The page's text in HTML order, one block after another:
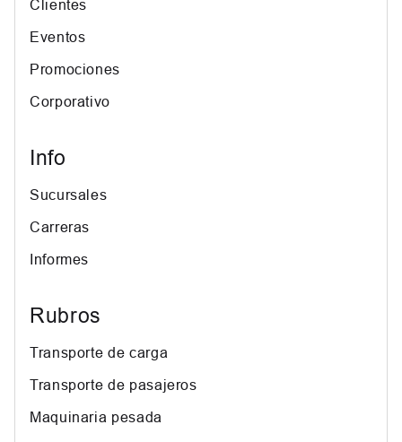
Clientes
Eventos
Promociones
Corporativo
Info
Sucursales
Carreras
Informes
Rubros
Transporte de carga
Transporte de pasajeros
Maquinaria pesada